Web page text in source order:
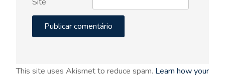
This site uses Akismet to reduce spam. Learn how your